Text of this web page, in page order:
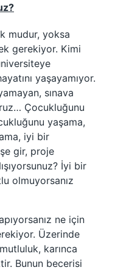
mudur, yoksa
gerekiyor. Kimi
yaşayamıyor.
sınava
Çocukluğunu
yaşama,
iyi bir
gir, proje
İyi bir
olmuyorsanız
ne için
Üzerinde
karınca
Bunun becerisi